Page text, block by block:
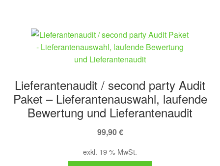
Lieferantenaudit / second party Audit
Paket – Lieferantenauswahl, laufende
Bewertung und Lieferantenaudit
99,90€
exkl. 19 % MwSt.